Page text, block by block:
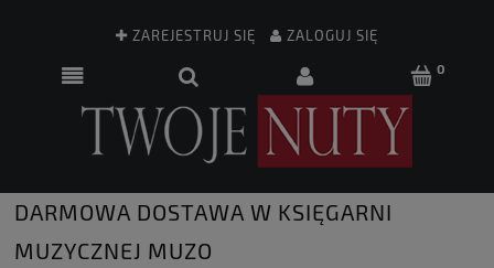
ZAREJESTRUJ SIĘ ZALOGUJ SIĘ
DARMOWA DOSTAWA W KSIĘGARNI
MUZYCZNEJ MUZO